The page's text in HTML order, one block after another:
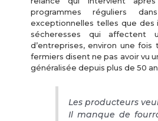
programmes réguliers
exceptionnelles telles que des
sécheresses qui affectent
d’entreprises, environ une fois
fermiers disent ne pas avoir vu
généralisée depuis plus de 50
Les producteurs
Il manque de